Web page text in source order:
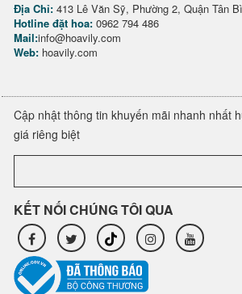
Địa Chỉ: 413 Lê Văn Sỹ, Phường 2, Quận Tân
Hotline đặt hoa: 0962 794 486
Mail:info@hoavily.com
Web: hoavily.com
Cập nhật thông tin khuyến mãi nhanh nhất
giá riêng biệt
KẾT NỐI CHÚNG TÔI QUA